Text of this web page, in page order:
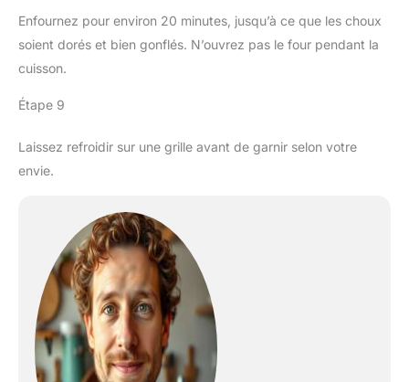
Enfournez pour environ 20 minutes, jusqu’à ce que les choux
soient dorés et bien gonflés. N’ouvrez pas le four pendant la
cuisson.
Étape 9
Laissez refroidir sur une grille avant de garnir selon votre
envie.